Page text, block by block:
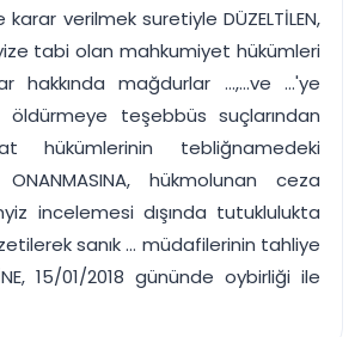
verilmek suretiyle DÜZELTİLEN,
tabi olan mahkumiyet hükümleri
hakkında mağdurlar ...,...ve ...'ye
teşebbüs suçlarından
hükümlerinin tebliğnamedeki
hükmolunan ceza
incelemesi dışında tutuklulukta
sanık ... müdafilerinin tahliye
15/01/2018 gününde oybirliği ile